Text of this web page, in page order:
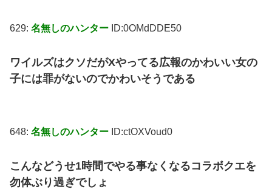
629: 名無しのハンター ID:0OMdDDE50
ワイルズはクソだがXやってる広報のかわいい女の
子には罪がないのでかわいそうである
648: 名無しのハンター ID:ctOXVoud0
こんなどうせ1時間でやる事なくなるコラボクエを
勿体ぶり過ぎでしょ